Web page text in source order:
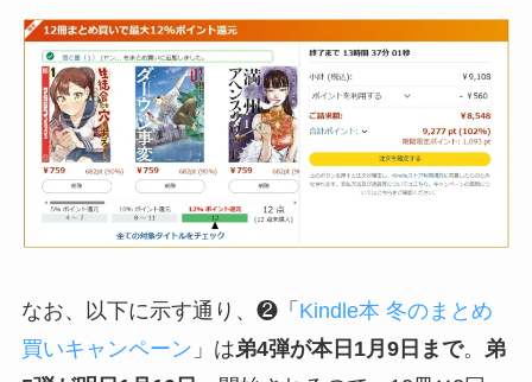
なお、以下に示す通り、❷「 Kindle本 冬のまとめ
買いキャンペーン 」は弟4弾が本日1月9日まで。 弟